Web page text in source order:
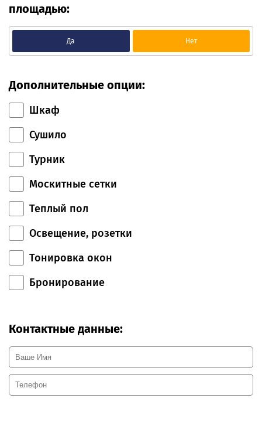
площадью:
Да Нет
Дополнительные опции:
Шкаф
Сушило
Турник
Москитные сетки
Теплый пол
Освещение, розетки
Тонировка окон
Бронирование
Контактные данные: